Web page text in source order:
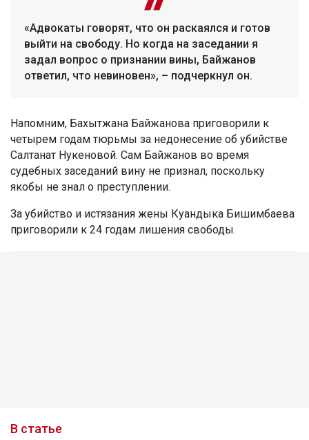
«Адвокаты говорят, что он раскаялся и готов
выйти на свободу. Но когда на заседании я
задал вопрос о признании вины, Байжанов
ответил, что невиновен», – подчеркнул он.
Напомним, Бахытжана Байжанова приговорили к
четырем годам тюрьмы за недонесение об убийстве
Салтанат Нукеновой. Сам Байжанов во время
судебных заседаний вину не признал, поскольку
якобы не знал о преступлении.
За убийство и истязания жены Куандыка Бишимбаева
приговорили к 24 годам лишения свободы.
В статье